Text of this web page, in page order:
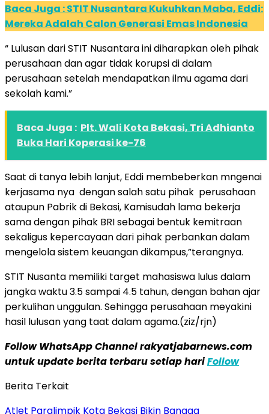
Baca Juga : STIT Nusantara Kukuhkan Maba, Eddi:
Mereka Adalah Calon Generasi Emas Indonesia
“ Lulusan dari STIT Nusantara ini diharapkan oleh pihak
perusahaan dan agar tidak korupsi di dalam
perusahaan setelah mendapatkan ilmu agama dari
sekolah kami.”
Baca Juga : Plt. Wali Kota Bekasi, Tri Adhianto
Buka Hari Koperasi ke-76
Saat di tanya lebih lanjut, Eddi membeberkan mngenai
kerjasama nya dengan salah satu pihak perusahaan
ataupun Pabrik di Bekasi, Kamisudah lama bekerja
sama dengan pihak BRI sebagai bentuk kemitraan
sekaligus kepercayaan dari pihak perbankan dalam
mengelola sistem keuangan dikampus,”terangnya.
STIT Nusanta memiliki target mahasiswa lulus dalam
jangka waktu 3.5 sampai 4.5 tahun, dengan bahan ajar
perkulihan unggulan. Sehingga perusahaan meyakini
hasil lulusan yang taat dalam agama.(ziz/rjn)
Follow WhatsApp Channel rakyatjabarnews.com
untuk update berita terbaru setiap hariFollow
Berita Terkait
Atlet Paralimpik Kota Bekasi Bikin Bangga